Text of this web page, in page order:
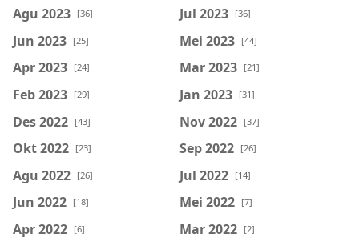
Agu 2023 [36] Jul 2023 [36]
Jun 2023 [25] Mei 2023 [44]
Apr 2023 [24] Mar 2023 [21]
Feb 2023 [29] Jan 2023 [31]
Des 2022 [43] Nov 2022 [37]
Okt 2022 [23] Sep 2022 [26]
Agu 2022 [26] Jul 2022 [14]
Jun 2022 [18] Mei 2022 [7]
Apr 2022 [6] Mar 2022 [2]